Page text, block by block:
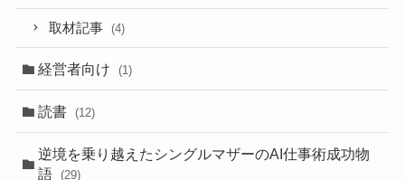
取材記事 (4)
経営者向け (1)
読書 (12)
逆境を乗り越えたシングルマザーのAI仕事術成功物
語
(29)